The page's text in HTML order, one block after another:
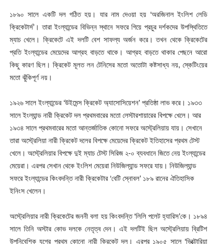
১৮৯০ সালে একটি দল গঠিত হয়। যার নাম দেওয়া হয় ‘অরজিনাল ইংলিশ লেডি
ক্রিকেটার্স’। তারা ইংল্যান্ডের বিভিন্ন স্থানে সফরে গিয়ে প্রচুর দর্শকদের উপস্থিতিতে
ম্যাচ খেলে। ক্রিকেটে এই দলটি বেশ সাফল্য অর্জন করে। তখন থেকে ক্রিকেটের
প্রতি ইংল্যান্ডের মেয়েদের আগ্রহ বাড়তে থাকে। আগ্রহ বাড়তে থাকার পেছনে আরো
কিছু কারণ ছিল। ক্রিকেট মূলত লন টেনিসের মতো অতোটা কষ্টসাধ্য নয়, স্কেটিংয়ের
মতো ঝুঁকিপূর্ণ নয়।
১৯২৬ সালে ইংল্যান্ডের ‘উইমেন্স ক্রিকেট অ্যাসোসিয়েশন’ প্রতিষ্ঠা লাভ করে। ১৯৩৩
সালে ইংল্যান্ড নারী ক্রিকেট দল প্রথমবারের মতো লেস্টারশায়ারের বিপক্ষে খেলে। আর
১৯৩৪ সালে প্রথমবারের মতো আন্তর্জাতিক কোনো সফরে অস্ট্রেলিয়ায় যায়। সেখানে
তারা অস্ট্রেলিয়া নারী ক্রিকেট দলের বিপক্ষে মেয়েদের ক্রিকেট ইতিহাসের প্রথম টেস্ট
খেলে। অস্ট্রেলিয়ার বিপক্ষে দুই ম্যাচ টেস্ট সিরিজ ২-০ ব্যবধানে জিতে নেয় ইংল্যান্ডের
মেয়েরা। এরপর সেখান থেকে ইংলিশ মেয়েরা নিউজিল্যান্ড সফরে যায়। নিউজিল্যান্ড
সফরে ইংল্যান্ডের কিংবদন্তি নারী ক্রিকেটার ‘বেটি স্নোবল’ ১৮৯ রানের ঐতিহাসিক
ইনিংস খেলেন।
অস্ট্রেলিয়ার নারী ক্রিকেটের জননী বলা হয় কিংবদন্তি ‘লিলি পলেট হ্যারিস’কে। ১৮৯৪
সালে তিনি অস্টার কোভ দলকে নেতৃত্ব দেন। এই দলটিই ছিল অস্ট্রেলিয়ায় ব্রিটিশ
উপনিবেশিক যুগের প্রথম কোনো নারী ক্রিকেট দল। এরপর ১৯০৫ সালে ‘ভিক্টোরিয়া